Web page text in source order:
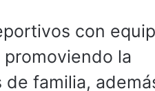
con
la
familia,